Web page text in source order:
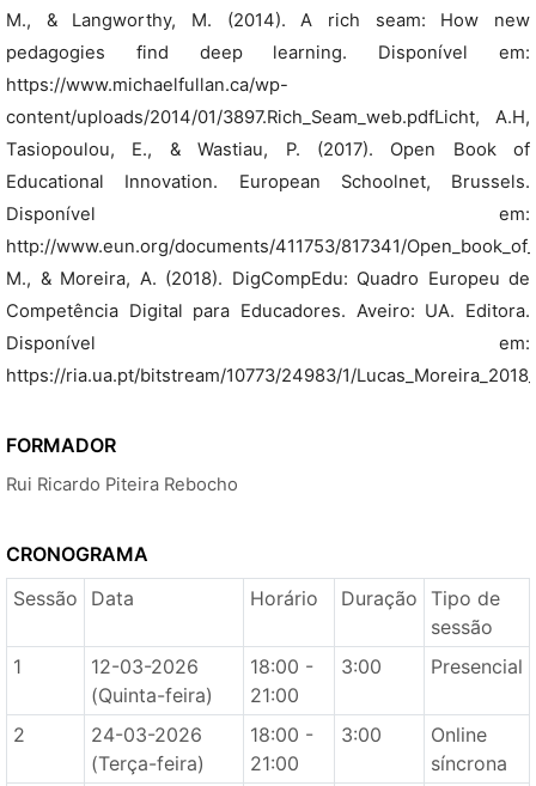
M., & Langworthy, M. (2014). A rich seam: How new
pedagogies find deep learning. Disponível em:
https://www.michaelfullan.ca/wp-
content/uploads/2014/01/3897.Rich_Seam_web.pdfLicht, A.H,
Tasiopoulou, E., & Wastiau, P. (2017). Open Book of
Educational Innovation. European Schoolnet, Brussels.
Disponível em:
http://www.eun.org/documents/411753/817341/
M., & Moreira, A. (2018). DigCompEdu: Quadro Europeu de
Competência Digital para Educadores. Aveiro: UA. Editora.
Disponível em:
https://ria.ua.pt/bitstream/10773/24983/1/
FORMADOR
Rui Ricardo Piteira Rebocho
CRONOGRAMA
Sessão
Data Horário Duração Tipo de
sessão
1
12-03-2026
(Quinta-feira)
18:00 -
21:00
3:00 Presencial
2
24-03-2026
(Terça-feira)
18:00 -
21:00
3:00
Online
síncrona